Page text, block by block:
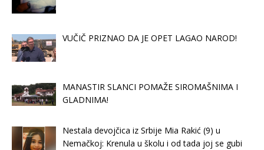
VUČIČ PRIZNAO DA JE OPET LAGAO NAROD!
MANASTIR SLANCI POMAŽE SIROMAŠNIMA I
GLADNIMA!
Nestala devojčica iz Srbije Mia Rakić (9) u
Nemačkoj: Krenula u školu i od tada joj se gubi